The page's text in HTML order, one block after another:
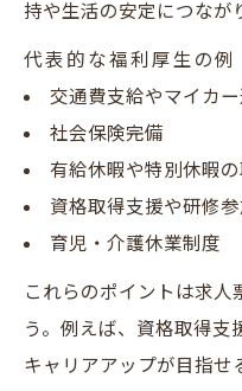
持や生活の安定につなが
代表的な福利厚生の例
交通費支給やマイカ
社会保険完備
有給休暇や特別休暇
資格取得支援や研修
育児・介護休業制度
これらのポイントは求人
う。例えば、資格取得支
キャリアアップが目指せ